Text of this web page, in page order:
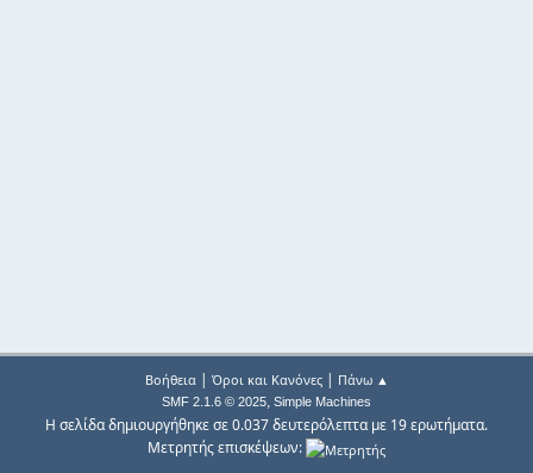
Βοήθεια| Όροι και Κανόνες| Πάνω ▲
SMF 2.1.6 © 2025, Simple Machines
Η σελίδα δημιουργήθηκε σε 0.037 δευτερόλεπτα με 19 ερωτήματα.
Μετρητής επισκέψεων: